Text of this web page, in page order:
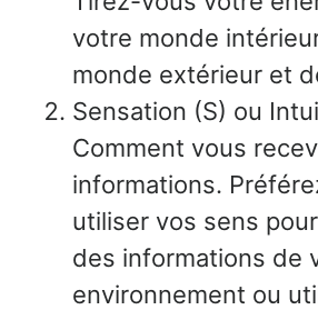
votre monde
monde extérieur et
Sensation (S) ou
Comment vous
informations.
utiliser vos sens
des informations de
environnement ou